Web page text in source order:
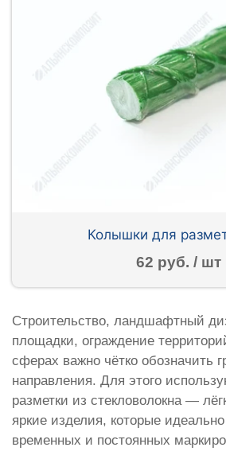
Колышки для
62 руб. / шт
Строительство, ландшафтный
площадки, ограждение
сферах важно чётко обозначить
направления. Для этого
разметки из стекловолокна —
яркие изделия, которые
временных и постоянных